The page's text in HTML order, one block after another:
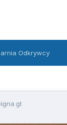
Odkrywcy
gt